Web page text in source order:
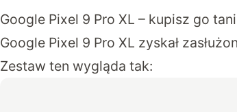
Google Pixel 9 Pro XL – kupisz go
Google Pixel 9 Pro XL zyskał
Zestaw ten wygląda tak: